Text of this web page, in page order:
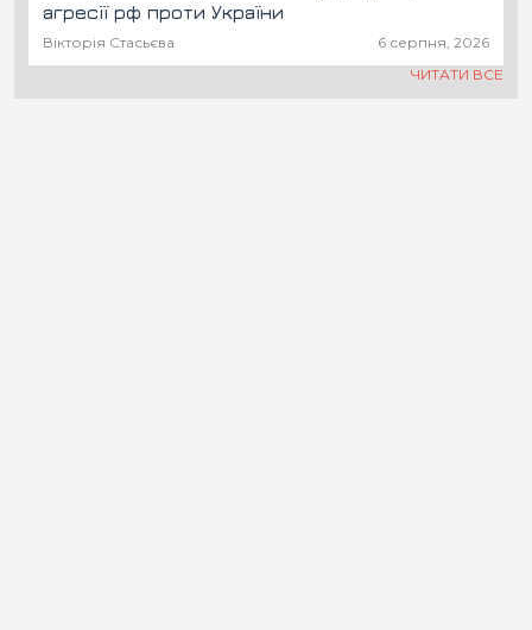
агресії рф проти України
Вікторія Стасьєва
6 серпня, 2026
ЧИТАТИ ВСЕ